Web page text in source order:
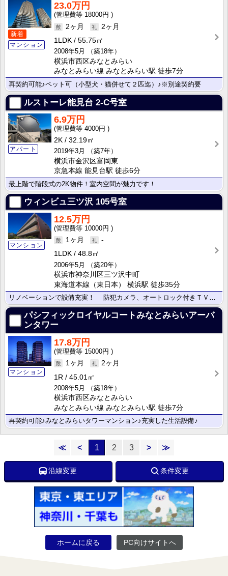
新着
マンション
23.0万円
18000円
2ヶ月
2ヶ月
1LDK
55.75㎡
2008年5月
（築18年）
横浜市西区みなとみらい
みなとみらい線 みなとみらい駅 徒歩7分
再契約可能♪ペット可（小型犬・猫併せて２匹迄）♪※別途契約要
ルストーレ能見台 2-C号室
アパート
6.9万円
4000円
2K
32.19㎡
2019年3月
（築7年）
横浜市金沢区富岡東
京急本線 能見台駅 徒歩6分
最上階で階段式の2K物件！室内空間が魅力です！
ウィンビュ三ツ沢 105号室
マンション
12.5万円
10000円
1ヶ月
-
1LDK
48.8㎡
2006年5月
（築20年）
横浜市神奈川区三ツ沢中町
東海道本線（東日本） 横浜駅 徒歩35分
リノベーションで設備充実！ 防犯カメラ、オートロック付きＴＶモニターホン、警備会社による緊急時駆け･･･
パシフィックロイヤルコートみなとみらいアーバ
ンタワー
マンション
17.8万円
15000円
1ヶ月
2ヶ月
1R
45.01㎡
2008年5月
（築18年）
横浜市西区みなとみらい
みなとみらい線 みなとみらい駅 徒歩7分
再契約可能♪みなとみらいタワーマンション♪充実した生活設備♪
≪ < 1 2 3 > ≫
沿線変更 条件変更
ホームに戻る PC向けサイトへ